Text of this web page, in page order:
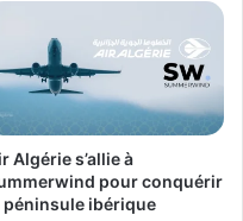
Algérie s’allie à
pour conquérir
péninsule ibérique